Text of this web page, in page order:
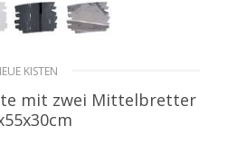
KISTEN
mit zwei Mittelbretter